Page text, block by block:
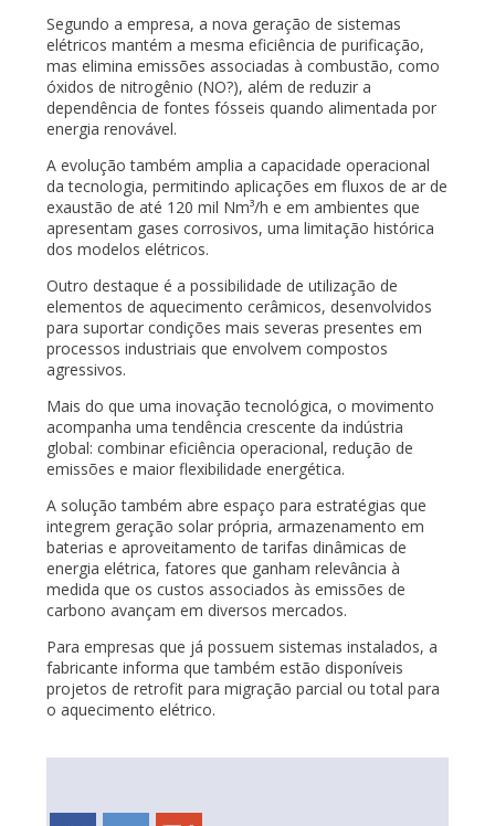
Segundo a empresa, a nova geração de sistemas
elétricos mantém a mesma eficiência de purificação,
mas elimina emissões associadas à combustão, como
óxidos de nitrogênio (NO?), além de reduzir a
dependência de fontes fósseis quando alimentada por
energia renovável.
A evolução também amplia a capacidade operacional
da tecnologia, permitindo aplicações em fluxos de ar de
exaustão de até 120 mil Nm³/h e em ambientes que
apresentam gases corrosivos, uma limitação histórica
dos modelos elétricos.
Outro destaque é a possibilidade de utilização de
elementos de aquecimento cerâmicos, desenvolvidos
para suportar condições mais severas presentes em
processos industriais que envolvem compostos
agressivos.
Mais do que uma inovação tecnológica, o movimento
acompanha uma tendência crescente da indústria
global: combinar eficiência operacional, redução de
emissões e maior flexibilidade energética.
A solução também abre espaço para estratégias que
integrem geração solar própria, armazenamento em
baterias e aproveitamento de tarifas dinâmicas de
energia elétrica, fatores que ganham relevância à
medida que os custos associados às emissões de
carbono avançam em diversos mercados.
Para empresas que já possuem sistemas instalados, a
fabricante informa que também estão disponíveis
projetos de retrofit para migração parcial ou total para
o aquecimento elétrico.